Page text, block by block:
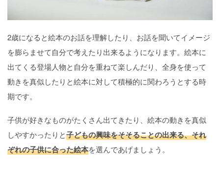
2歳になると絵本のお話を理解したり、お話を聞いてイメージ
を膨らませて自分で考えたり出来るようになります。絵本に
出てくる登場人物と自分を重ねて楽しんだり、全身を使って
動きを真似したりと絵本に対して積極的に関わろうとする時
期です。
子供が好きなものがたくさん出てきたり、絵本の動きを真似
しやすかったりと子どもの興味をそそることの出来る、それ
ぞれの子供に合った絵本を選んであげましょう。